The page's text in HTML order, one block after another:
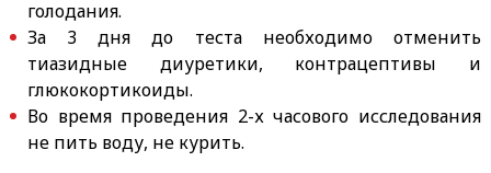
голодания.
За 3 дня до теста необходимо отменить
тиазидные диуретики, контрацептивы и
глюкокортикоиды.
Во время проведения 2-х часового исследования
не пить воду, не курить.